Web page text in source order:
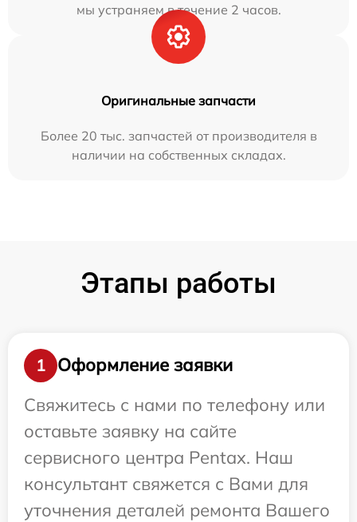
мы устраняем в течение 2 часов.
Оригинальные запчасти
Более 20 тыс. запчастей от производителя в
наличии на собственных складах.
Этапы работы
1
Оформление заявки
Свяжитесь с нами по телефону или
оставьте заявку на сайте
сервисного центра Pentax. Наш
консультант свяжется с Вами для
уточнения деталей ремонта Вашего